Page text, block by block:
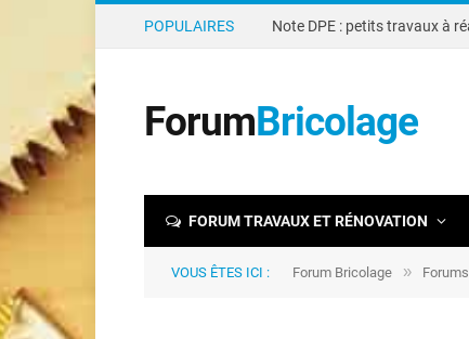
POPULAIRES
ForumBricolage
FORUM TRAVAUX ET RÉNOVATION
VOUS ÊTES ICI : Forum Bricolage » Forums